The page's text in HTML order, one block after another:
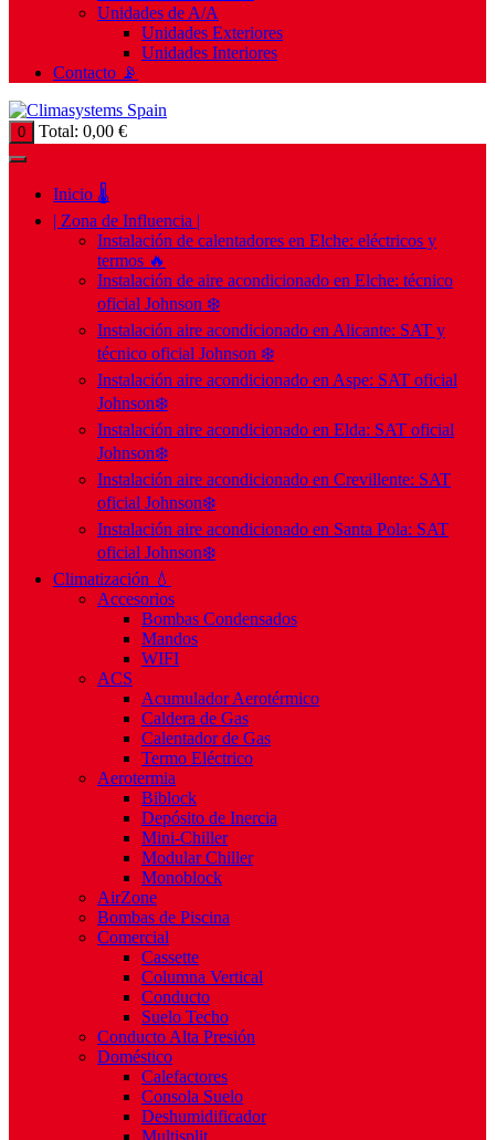
Unidades de A/A
Unidades Exteriores
Unidades Interiores
Contacto 📡
0 Total: 0,00 €
Inicio 🌡️
| Zona de Influencia |
Instalación de calentadores en Elche: eléctricos y
termos 🔥
Instalación de aire acondicionado en Elche: técnico
oficial Johnson ❄️
Instalación aire acondicionado en Alicante: SAT y
técnico oficial Johnson ❄️
Instalación aire acondicionado en Aspe: SAT oficial
Johnson❄️
Instalación aire acondicionado en Elda: SAT oficial
Johnson❄️
Instalación aire acondicionado en Crevillente: SAT
oficial Johnson❄️
Instalación aire acondicionado en Santa Pola: SAT
oficial Johnson❄️
Climatización 💧
Accesorios
Bombas Condensados
Mandos
WIFI
ACS
Acumulador Aerotérmico
Caldera de Gas
Calentador de Gas
Termo Eléctrico
Aerotermia
Biblock
Depósito de Inercia
Mini-Chiller
Modular Chiller
Monoblock
AirZone
Bombas de Piscina
Comercial
Cassette
Columna Vertical
Conducto
Suelo Techo
Conducto Alta Presión
Doméstico
Calefactores
Consola Suelo
Deshumidificador
Multisplit